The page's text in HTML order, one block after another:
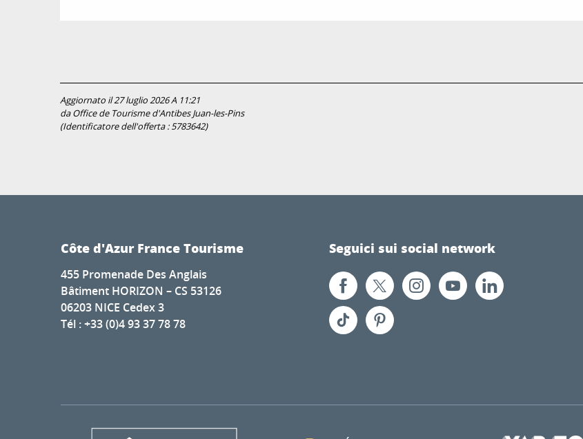
Aggiornato il 27 luglio 2026 A 11:21
da Office de Tourisme d'Antibes Juan-les-Pins
(Identificatore dell'offerta :5783642)
Côte d'Azur France Tourisme
455 Promenade Des Anglais
Bâtiment HORIZON – CS 53126
06203 NICE Cedex 3
Tél : +33 (0)4 93 37 78 78
Seguici sui social network